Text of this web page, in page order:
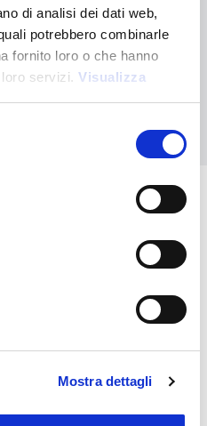
di analisi dei dati web,
potrebbero combinarle
fornito loro o che hanno
servizi. Visualizza
Mostra dettagli
che stai cercando?
oppure richiedi il tuo ordine